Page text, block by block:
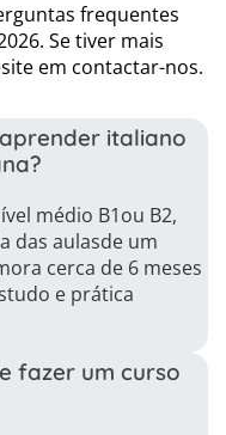
frequentes
Se tiver mais
em contactar-nos.
italiano
médio B1ou B2,
das aulasde um
cerca de 6 meses
e prática
fazer um curso